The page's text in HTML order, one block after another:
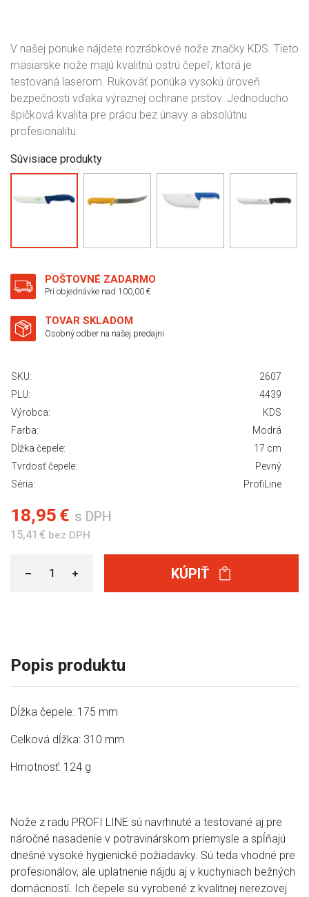
V našej ponuke nájdete rozrábkové nože značky KDS. Tieto
mäsiarske nože majú kvalitnú ostrú čepeľ, ktorá je
testovaná laserom. Rukoväť ponúka vysokú úroveň
bezpečnosti vďaka výraznej ochrane prstov. Jednoducho
špičková kvalita pre prácu bez únavy a absolútnu
profesionalitu.
Súvisiace produkty
POŠTOVNÉ ZADARMO
Pri objednávke nad 100,00 €
TOVAR SKLADOM
Osobný odber na našej predajni
SKU:
2607
PLU:
4439
Výrobca:
KDS
Farba:
Modrá
Dĺžka čepele:
17 cm
Tvrdosť čepele:
Pevný
Séria:
ProfiLine
18,95 € s DPH
15,41 € bez DPH
KÚPIŤ
Popis produktu
Dĺžka čepele: 175 mm
Celková dĺžka: 310 mm
Hmotnosť: 124 g
Nože z radu PROFI LINE sú navrhnuté a testované aj pre
náročné nasadenie v potravinárskom priemysle a spĺňajú
dnešné vysoké hygienické požiadavky. Sú teda vhodné pre
profesionálov, ale uplatnenie nájdu aj v kuchyniach bežných
domácností. Ich čepele sú vyrobené z kvalitnej nerezovej